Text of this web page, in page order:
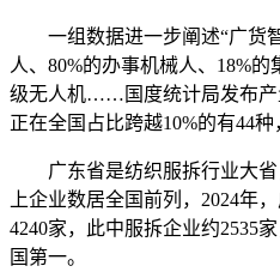
一组数据进一步阐述“广货智
人、80%的办事机械人、18%
级无人机……国度统计局发布产
正在全国占比跨越10%的有44种
广东省是纺织服拆行业大省
上企业数居全国前列，2024年
4240家，此中服拆企业约2535
国第一。